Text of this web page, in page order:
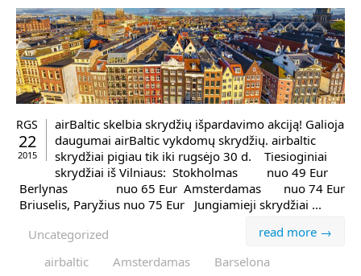
RGS
22
2015
airBaltic skelbia skrydžių išpardavimo akciją! Galioja
daugumai airBaltic vykdomų skrydžių. airbaltic
skrydžiai pigiau tik iki rugsėjo 30 d. Tiesioginiai
skrydžiai iš Vilniaus: Stokholmas nuo 49 Eur
Berlynas nuo 65 Eur Amsterdamas nuo 74 Eur
Briuselis, Paryžius nuo 75 Eur Jungiamieji skrydžiai ...
read more →
Uncategorized
airbaltic
Amsterdamas
Barselona